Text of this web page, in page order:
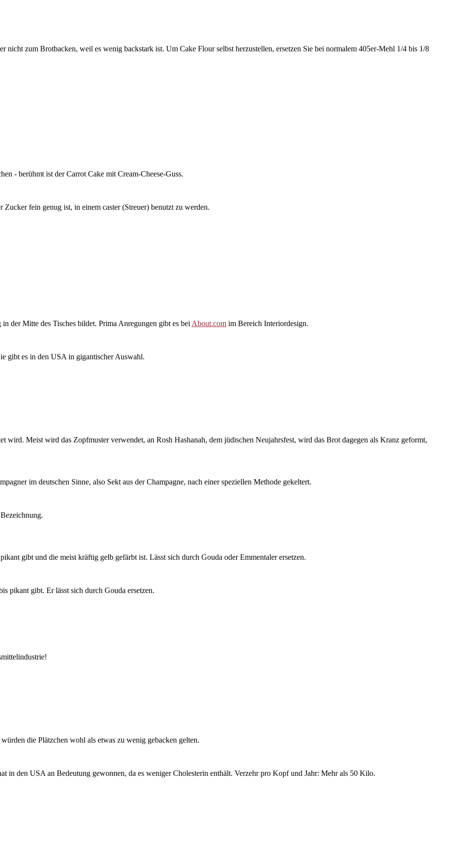
nicht zum Brotbacken, weil es wenig backstark ist. Um Cake Flour selbst herzustellen, ersetzen Sie bei normalem 405er-Mehl 1/4 bis 1/8
- berühmt ist der Carrot Cake mit Cream-Cheese-Guss.
fein genug ist, in einem caster (Streuer) benutzt zu werden.
der Mitte des Tisches bildet. Prima Anregungen gibt es bei About.com im Bereich Interiordesign.
gibt es in den USA in gigantischer Auswahl.
wird. Meist wird das Zopfmuster verwendet, an Rosh Hashanah, dem jüdischen Neujahrsfest, wird das Brot dagegen als Kranz geformt,
im deutschen Sinne, also Sekt aus der Champagne, nach einer speziellen Methode gekeltert.
gibt und die meist kräftig gelb gefärbt ist. Lässt sich durch Gouda oder Emmentaler ersetzen.
pikant gibt. Er lässt sich durch Gouda ersetzen.
die Plätzchen wohl als etwas zu wenig gebacken gelten.
in den USA an Bedeutung gewonnen, da es weniger Cholesterin enthält. Verzehr pro Kopf und Jahr: Mehr als 50 Kilo.